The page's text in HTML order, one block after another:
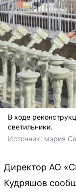
В ходе
светильники.
Источник: мэрия
Директор АО
Кудряшов